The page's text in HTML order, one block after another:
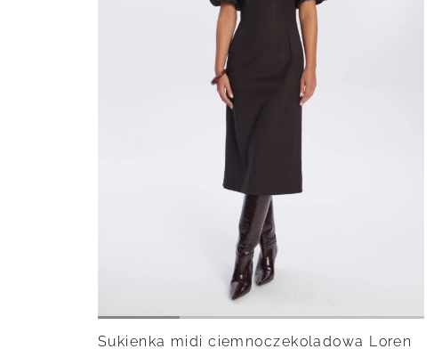
Sukienka midi ciemnoczekoladowa Loren